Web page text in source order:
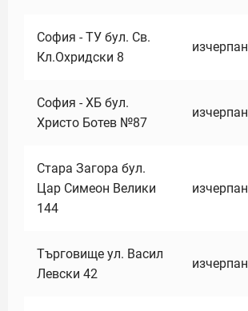
София - ТУ бул. Св.
Кл.Охридски 8
изчерпан
София - ХБ бул.
Христо Ботев №87
изчерпан
Стара Загора бул.
Цар Симеон Велики
144
изчерпан
Търговище ул. Васил
Левски 42
изчерпан